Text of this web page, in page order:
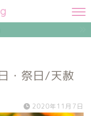
・祭日/天赦
2020年11月7日